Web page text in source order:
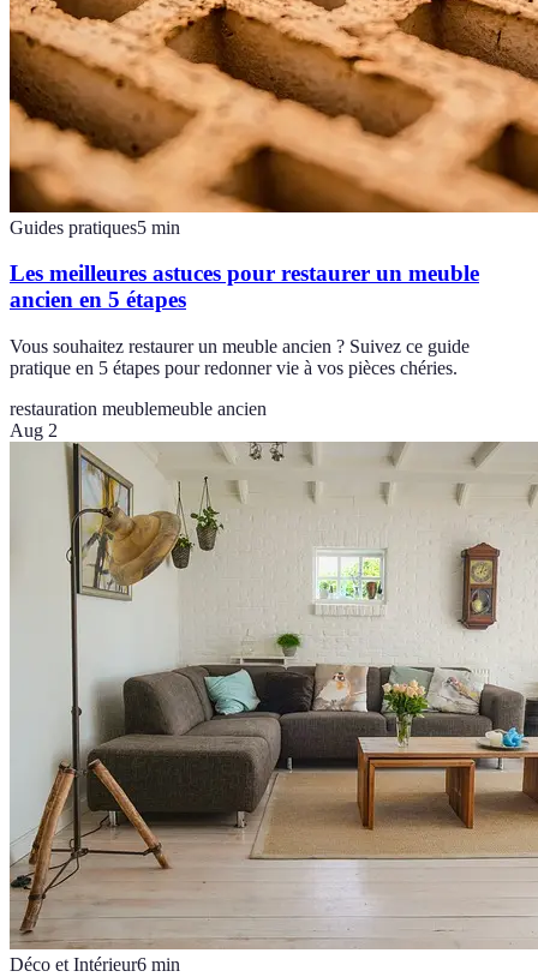
Guides pratiques5 min
Les meilleures astuces pour restaurer un meuble
ancien en 5 étapes
Vous souhaitez restaurer un meuble ancien ? Suivez ce guide
pratique en 5 étapes pour redonner vie à vos pièces chéries.
restauration meublemeuble ancien
Aug 2
Déco et Intérieur6 min